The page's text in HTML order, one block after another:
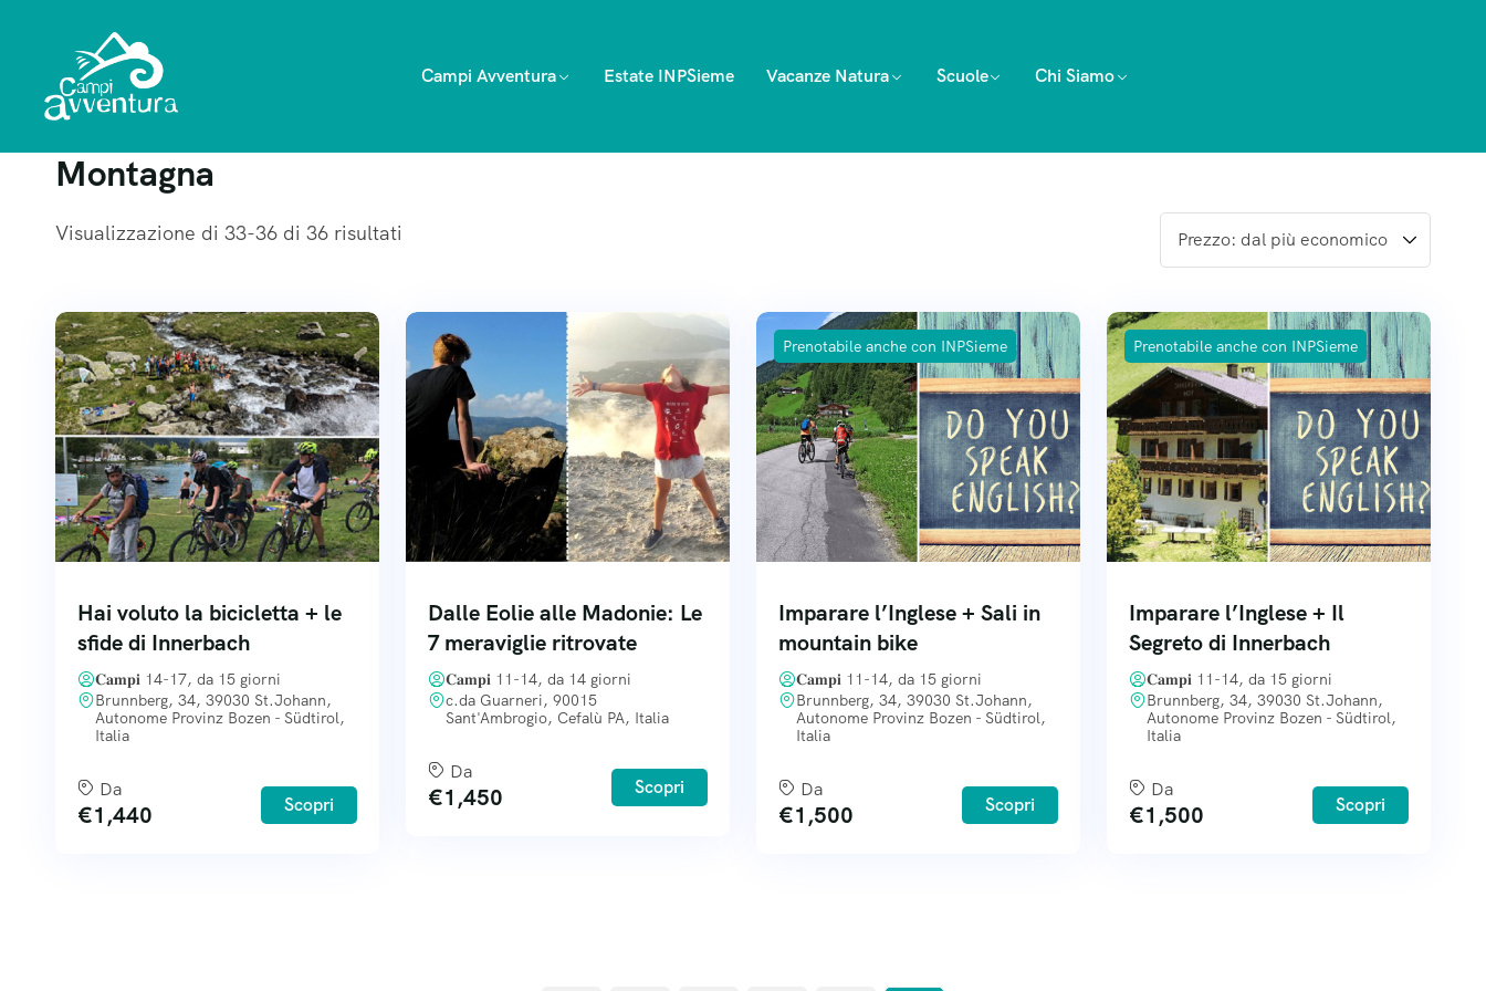
Campi Avventura Estate INPSieme Vacanze Natura Scuole Chi Siamo
Montagna
Visualizzazione di 33-36 di 36 risultati
Hai voluto la bicicletta + le
sfide di Innerbach
𝐂𝐚𝐦𝐩𝐢 14-17, da 15 giorni
Brunnberg, 34, 39030 St.Johann,
Autonome Provinz Bozen - Südtirol,
Italia
Da
€1,440 Scopri
Dalle Eolie alle Madonie: Le
7 meraviglie ritrovate
𝐂𝐚𝐦𝐩𝐢 11-14, da 14 giorni
c.da Guarneri, 90015
Sant'Ambrogio, Cefalù PA, Italia
Da
€1,450 Scopri
Prenotabile anche con INPSieme
Imparare l’Inglese + Sali in
mountain bike
𝐂𝐚𝐦𝐩𝐢 11-14, da 15 giorni
Brunnberg, 34, 39030 St.Johann,
Autonome Provinz Bozen - Südtirol,
Italia
Da
€1,500 Scopri
Prenotabile anche con INPSieme
Imparare l’Inglese + Il
Segreto di Innerbach
𝐂𝐚𝐦𝐩𝐢 11-14, da 15 giorni
Brunnberg, 34, 39030 St.Johann,
Autonome Provinz Bozen - Südtirol,
Italia
Da
€1,500 Scopri